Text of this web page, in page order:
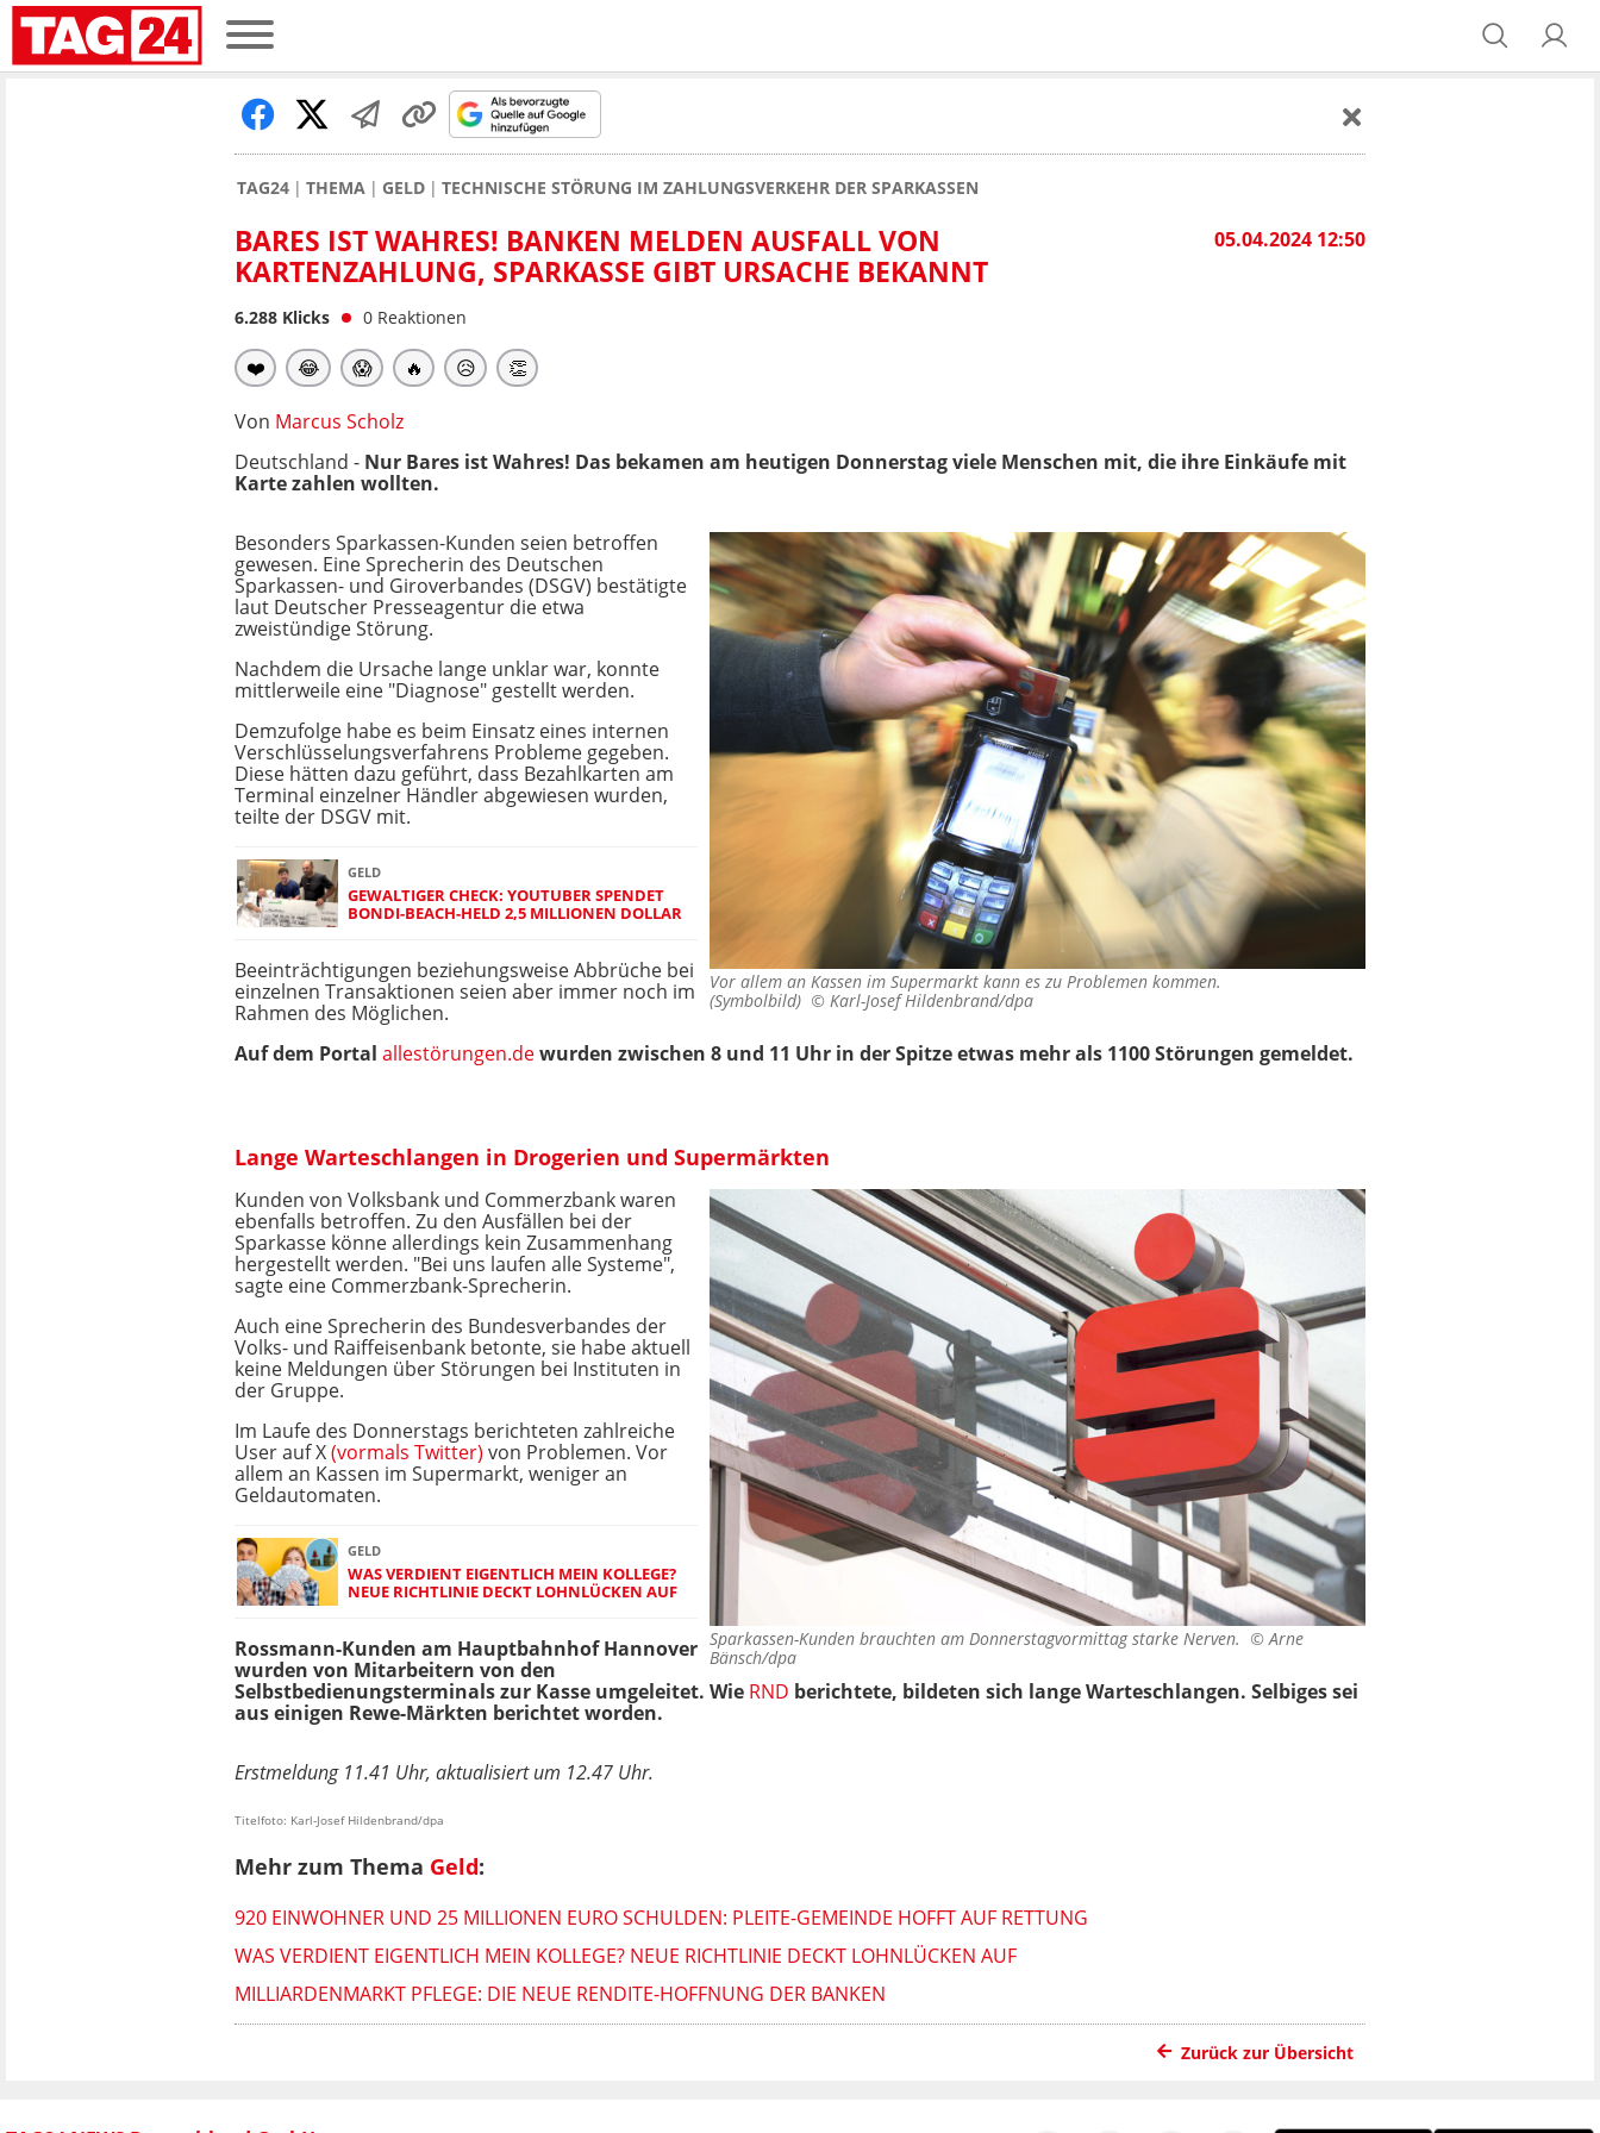
TAG24 THEMA GELD TECHNISCHE STÖRUNG IM ZAHLUNGSVERKEHR DER SPARKASSEN
05.04.2024 12:50
BARES IST WAHRES! BANKEN MELDEN AUSFALL VON
KARTENZAHLUNG, SPARKASSE GIBT URSACHE BEKANNT
6.288 Klicks 0 Reaktionen
❤️ 😂 😱 🔥 😥 👏
Von Marcus Scholz
Deutschland - Nur Bares ist Wahres! Das bekamen am heutigen Donnerstag viele Menschen mit, die ihre Einkäufe mit
Karte zahlen wollten.
Vor allem an Kassen im Supermarkt kann es zu Problemen kommen.
(Symbolbild) © Karl-Josef Hildenbrand/dpa
Besonders Sparkassen-Kunden seien betroffen
gewesen. Eine Sprecherin des Deutschen
Sparkassen- und Giroverbandes (DSGV) bestätigte
laut Deutscher Presseagentur die etwa
zweistündige Störung.
Nachdem die Ursache lange unklar war, konnte
mittlerweile eine "Diagnose" gestellt werden.
Demzufolge habe es beim Einsatz eines internen
Verschlüsselungsverfahrens Probleme gegeben.
Diese hätten dazu geführt, dass Bezahlkarten am
Terminal einzelner Händler abgewiesen wurden,
teilte der DSGV mit.
GELD
GEWALTIGER CHECK: YOUTUBER SPENDET
BONDI-BEACH-HELD 2,5 MILLIONEN DOLLAR
Beeinträchtigungen beziehungsweise Abbrüche bei
einzelnen Transaktionen seien aber immer noch im
Rahmen des Möglichen.
Auf dem Portal allestörungen.dewurden zwischen 8 und 11 Uhr in der Spitze etwas mehr als 1100 Störungen gemeldet.
Lange Warteschlangen in Drogerien und Supermärkten
Sparkassen-Kunden brauchten am Donnerstagvormittag starke Nerven. ©Arne
Bänsch/dpa
Kunden von Volksbank und Commerzbank waren
ebenfalls betroffen. Zu den Ausfällen bei der
Sparkasse könne allerdings kein Zusammenhang
hergestellt werden. "Bei uns laufen alle Systeme",
sagte eine Commerzbank-Sprecherin.
Auch eine Sprecherin des Bundesverbandes der
Volks- und Raiffeisenbank betonte, sie habe aktuell
keine Meldungen über Störungen bei Instituten in
der Gruppe.
Im Laufe des Donnerstags berichteten zahlreiche
User auf X(vormals Twitter) von Problemen. Vor
allem an Kassen im Supermarkt, weniger an
Geldautomaten.
GELD
WAS VERDIENT EIGENTLICH MEIN KOLLEGE?
NEUE RICHTLINIE DECKT LOHNLÜCKEN AUF
Rossmann-Kunden am Hauptbahnhof Hannover
wurden von Mitarbeitern von den
Selbstbedienungsterminals zur Kasse umgeleitet. Wie RND berichtete, bildeten sich lange Warteschlangen. Selbiges sei
aus einigen Rewe-Märkten berichtet worden.
Erstmeldung 11.41 Uhr, aktualisiert um 12.47 Uhr.
Titelfoto: Karl-Josef Hildenbrand/dpa
Mehr zum Thema Geld:
920 EINWOHNER UND 25 MILLIONEN EURO SCHULDEN: PLEITE-GEMEINDE HOFFT AUF RETTUNG
WAS VERDIENT EIGENTLICH MEIN KOLLEGE? NEUE RICHTLINIE DECKT LOHNLÜCKEN AUF
MILLIARDENMARKT PFLEGE: DIE NEUE RENDITE-HOFFNUNG DER BANKEN
Zurück zur Übersicht